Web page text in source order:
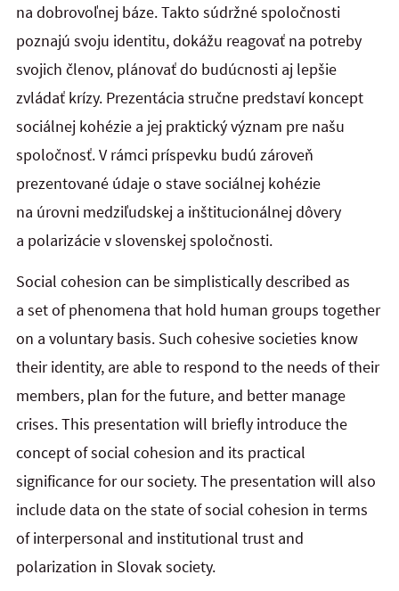
na dobrovoľnej báze. Takto súdržné spoločnosti
poznajú svoju identitu, dokážu reagovať na potreby
svojich členov, plánovať do budúcnosti aj lepšie
zvládať krízy. Prezentácia stručne predstaví koncept
sociálnej kohézie a jej praktický význam pre našu
spoločnosť. V rámci príspevku budú zároveň
prezentované údaje o stave sociálnej kohézie
na úrovni medziľudskej a inštitucionálnej dôvery
a polarizácie v slovenskej spoločnosti.
Social cohesion can be simplistically described as
a set of phenomena that hold human groups together
on a voluntary basis. Such cohesive societies know
their identity, are able to respond to the needs of their
members, plan for the future, and better manage
crises. This presentation will briefly introduce the
concept of social cohesion and its practical
significance for our society. The presentation will also
include data on the state of social cohesion in terms
of interpersonal and institutional trust and
polarization in Slovak society.